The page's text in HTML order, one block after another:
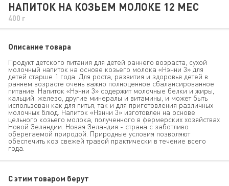
НАПИТОК НА КОЗЬЕМ МОЛОКЕ 12 МЕС
400 г
Описание товара
Продукт детского питания для детей раннего возраста, сухой
молочный напиток на основе козьего молока «Нэнни 3» для
детей старше 1 года. Для роста, развития и здоровья детей в
раннем возрасте очень важно полноценное сбалансированное
питание. Напиток «Нэнни 3» содержит молочные белки и жиры,
кальций, железо, другие минералы и витамины, и может быть
использован как для питья, так и для приготовления различных
молочных блюд. Напиток «Нэнни 3» изготовлен на основе
цельного козьего молока, полученного в фермерских хозяйствах
Новой Зеландии. Новая Зеландия - страна с заботливо
оберегаемой природой. Природные условия позволяют
обеспечить коз свежей травой практически в течение всего
года.
C этим товаром берут